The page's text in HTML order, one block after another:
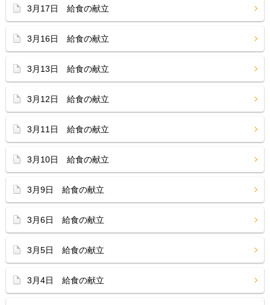
3月17日 給食の献立
3月16日 給食の献立
3月13日 給食の献立
3月12日 給食の献立
3月11日 給食の献立
3月10日 給食の献立
3月9日 給食の献立
3月6日 給食の献立
3月5日 給食の献立
3月4日 給食の献立